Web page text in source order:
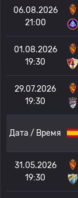
06.08.2026
21:00
01.08.2026
19:30
29.07.2026
19:30
Дата / Время
31.05.2026
19:30